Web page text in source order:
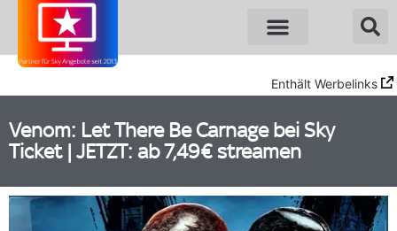
Enthält Werbelinks
Venom: Let There Be Carnage bei Sky
Ticket | JETZT: ab 7,49€ streamen